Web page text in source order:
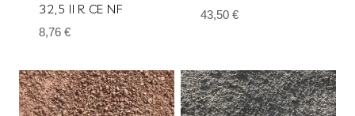
32,5 II R CE NF
8,76 €
43,50 €